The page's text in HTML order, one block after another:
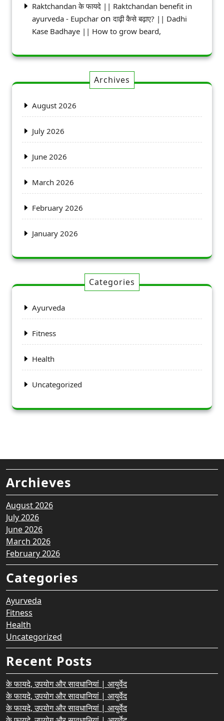
Raktchandan के फायदे || Raktchandan benefit in
ayurveda - Eupchar onदाढ़ी कैसे बढ़ाए? || Dadhi
Kase Badhaye || How to grow beard,
Archives
August 2026
July 2026
June 2026
March 2026
February 2026
January 2026
Categories
Ayurveda
Fitness
Health
Uncategorized
Archieves
August 2026
July 2026
June 2026
March 2026
February 2026
Categories
Ayurveda
Fitness
Health
Uncategorized
Recent Posts
के फायदे, उपयोग और सावधानियां | आयुर्वेद
के फायदे, उपयोग और सावधानियां | आयुर्वेद
के फायदे, उपयोग और सावधानियां | आयुर्वेद